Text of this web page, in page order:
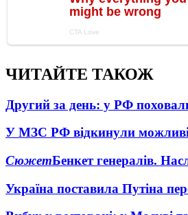
ЧИТАЙТЕ ТАКОЖ
Другий за день: у РФ
У МЗС РФ відкинули
СюжетБенкет генералів.
Україна поставила Путіна